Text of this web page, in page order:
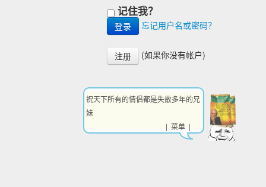
记住我？
忘记用户名或密码？
注册 (如果你没有帐户)
祝天下所有的情侣都是失散多年的兄
妹
| 菜单 |